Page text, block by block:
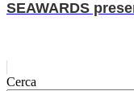
SEAWARDS
Cerca